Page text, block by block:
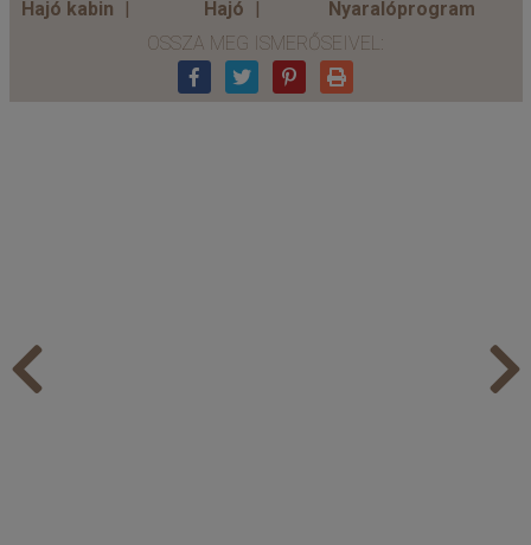
Hajó kabin
Hajó
Nyaralóprogram
OSSZA MEG ISMERŐSEIVEL: